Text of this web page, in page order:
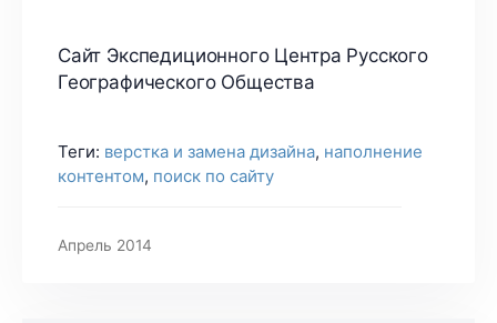
Сайт Экспедиционного Центра Русского
Географического Общества
Теги: верстка и замена дизайна, наполнение
контентом, поиск по сайту
Апрель 2014